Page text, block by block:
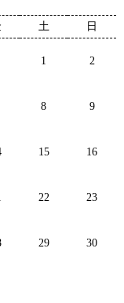
土 日
1 2
8 9
15 16
22 23
29 30